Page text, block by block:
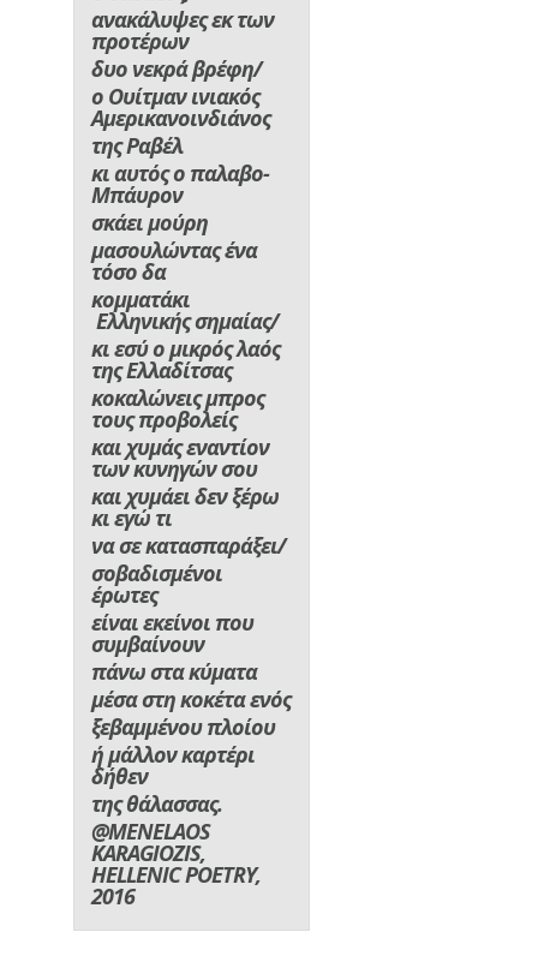
ανακάλυψες εκ των
προτέρων
δυο νεκρά βρέφη/
ο Ουίτμαν ινιακός
Αμερικανοινδιάνος
της Ραβέλ
κι αυτός ο παλαβο-
Μπάυρον
σκάει μούρη
μασουλώντας ένα
τόσο δα
κομματάκι
Ελληνικής σημαίας/
κι εσύ ο μικρός λαός
της Ελλαδίτσας
κοκαλώνεις μπρος
τους προβολείς
και χυμάς εναντίον
των κυνηγών σου
και χυμάει δεν ξέρω
κι εγώ τι
να σε κατασπαράξει/
σοβαδισμένοι
έρωτες
είναι εκείνοι που
συμβαίνουν
πάνω στα κύματα
μέσα στη κοκέτα ενός
ξεβαμμένου πλοίου
ή μάλλον καρτέρι
δήθεν
της θάλασσας.
@MENELAOS
KARAGIOZIS,
HELLENIC POETRY,
2016